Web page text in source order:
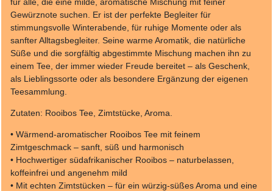
Gewürznote suchen. Er ist der perfekte Begleiter für
stimmungsvolle Winterabende, für ruhige Momente oder als
sanfter Alltagsbegleiter. Seine warme Aromatik, die natürliche
Süße und die sorgfältig abgestimmte Mischung machen ihn zu
einem Tee, der immer wieder Freude bereitet – als Geschenk,
als Lieblingssorte oder als besondere Ergänzung der eigenen
Teesammlung.
Zutaten: Rooibos Tee, Zimtstücke, Aroma.
• Wärmend-aromatischer Rooibos Tee mit feinem
Zimtgeschmack – sanft, süß und harmonisch
• Hochwertiger südafrikanischer Rooibos – naturbelassen,
koffeinfrei und angenehm mild
• Mit echten Zimtstücken – für ein würzig-süßes Aroma und eine